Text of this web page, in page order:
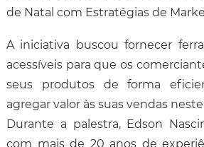
de Natal com Estratégias de
A iniciativa buscou fornecer
acessíveis para que os
seus produtos de forma
agregar valor às suas vendas
Durante a palestra, Edson
com mais de 20 anos de